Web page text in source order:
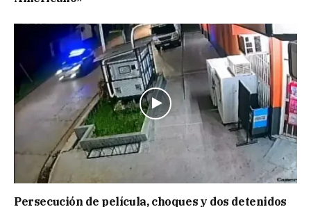
Persecución de película, choques y dos detenidos